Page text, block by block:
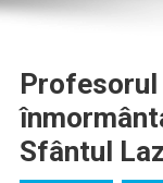
Sfântul